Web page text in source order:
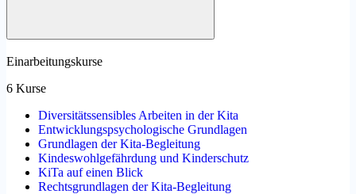
Einarbeitungskurse
6 Kurse
Diversitätssensibles Arbeiten in der Kita
Entwicklungspsychologische Grundlagen
Grundlagen der Kita-Begleitung
Kindeswohlgefährdung und Kinderschutz
KiTa auf einen Blick
Rechtsgrundlagen der Kita-Begleitung